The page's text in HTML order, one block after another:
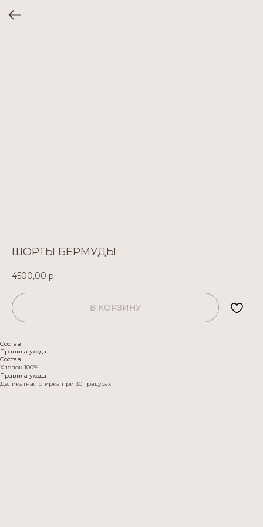
ШОРТЫ БЕРМУДЫ
4500,00 р.
В КОРЗИНУ
Состав
Правила ухода
Состав
Хлопок 100%
Правила ухода
Деликатная стирка при 30 градусах